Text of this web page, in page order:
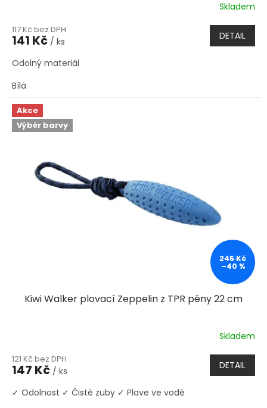
Skladem
117 Kč bez DPH
141 Kč / ks DETAIL
Odolný materiál
Bílá
Akce
Výběr barvy
245 Kč
–40 %
Kiwi Walker plovací Zeppelin z TPR pěny 22 cm
Skladem
121 Kč bez DPH
147 Kč / ks DETAIL
✓ Odolnost ✓ Čisté zuby ✓ Plave ve vodě